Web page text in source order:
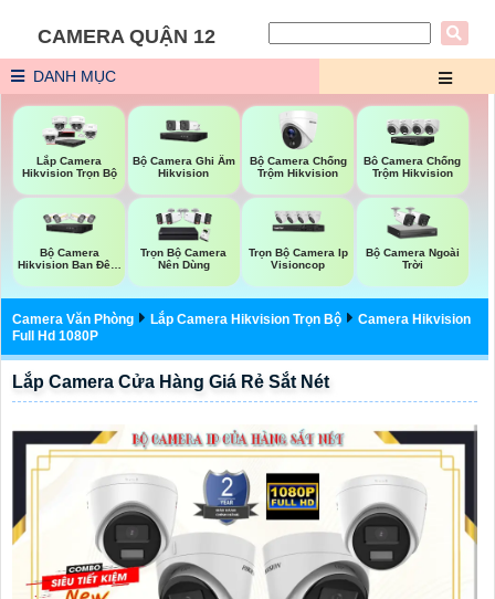
CAMERA QUẬN 12
DANH MỤC
Lắp Camera
Hikvision Trọn Bộ
Bộ Camera Ghi Âm
Hikvision
Bộ Camera Chống
Trộm Hikvision
Bô Camera Chống
Trộm Hikvision
Bộ Camera
Hikvision Ban Đêm
Trọn Bộ Camera
Nên Dùng
Trọn Bộ Camera Ip
Visioncop
Bộ Camera Ngoài
Trời
Camera Văn Phòng Lắp Camera Hikvision Trọn Bộ
Camera Hikvision
Full Hd 1080P
Lắp Camera Cửa Hàng Giá Rẻ Sắt Nét